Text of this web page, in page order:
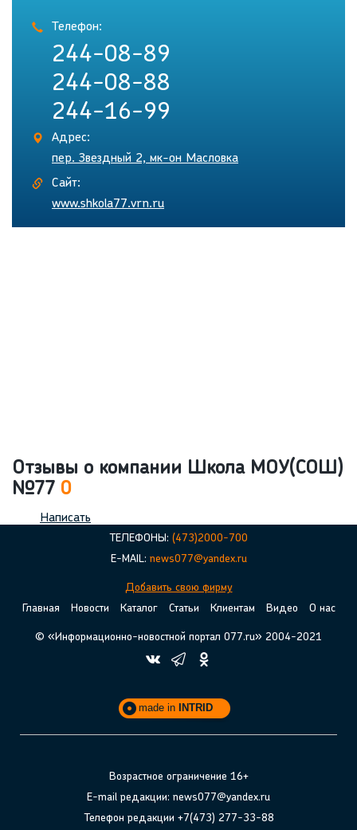
Телефон:
244-08-89
244-08-88
244-16-99
Адрес:
пер. Звездный 2, мк-он Масловка
Сайт:
www.shkola77.vrn.ru
Отзывы о компании Школа МОУ(СОШ)
№77 0
Написать
ТЕЛЕФОНЫ: (473)2000-700
E-MAIL: news077@yandex.ru
Добавить свою фирму
Главная
Новости Каталог Статьи Клиентам Видео О нас
© «Информационно-новостной портал 077.ru» 2004-2021
made in INTRID
Возрастное ограничение 16+
E-mail редакции: news077@yandex.ru
Телефон редакции +7(473) 277-33-88